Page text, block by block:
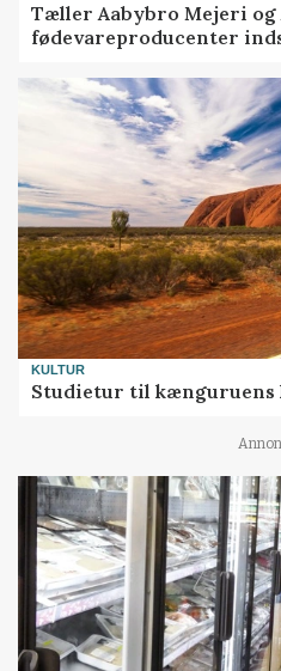
Tæller Aabybro Mejeri og
fødevareproducenter
KULTUR
Studietur til kænguruens